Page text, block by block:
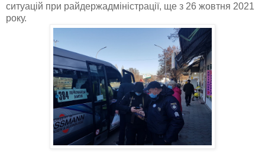
ситуацій при райдержадміністрації, ще з 26 жовтня 2021
року.